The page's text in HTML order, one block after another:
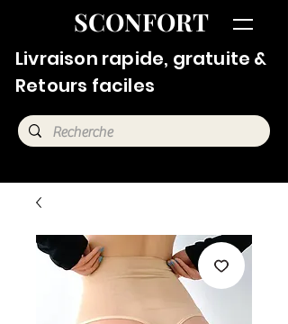
SCONFORT
Livraison rapide, gratuite &
Retours faciles